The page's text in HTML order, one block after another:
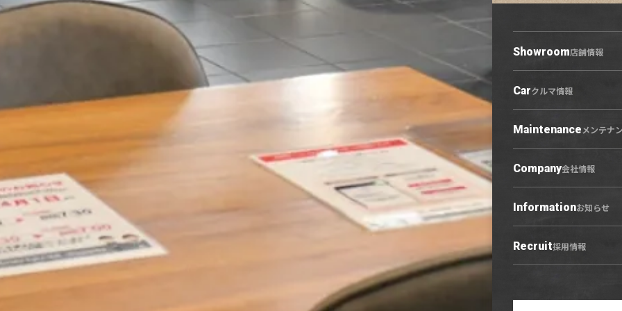
Showroom店舗情報
店舗情報トップ
小牧原店
春日井六軒屋店
U-Select羽黒
営業日カレンダー
Carクルマ情報
クルマ情報トップ
展示車・試乗車
中古車
Maintenanceメンテナ
Company会社情報
会社概要トップ
ご利用にあたって
プライバシーポリシー
Informationお知らせ
お知らせトップ
ニュース
Recruit採用情報